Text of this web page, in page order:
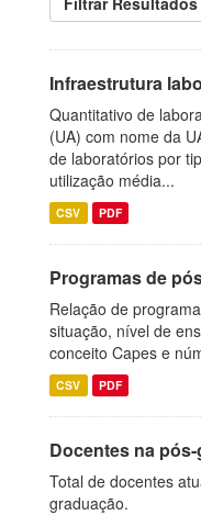
Infraestrutura
Quantitativo de
(UA) com nome da
de laboratórios por
utilização média...
CSV PDF
Programas de
Relação de
situação, nível de
conceito Capes e
CSV PDF
Docentes na
Total de docentes
graduação.